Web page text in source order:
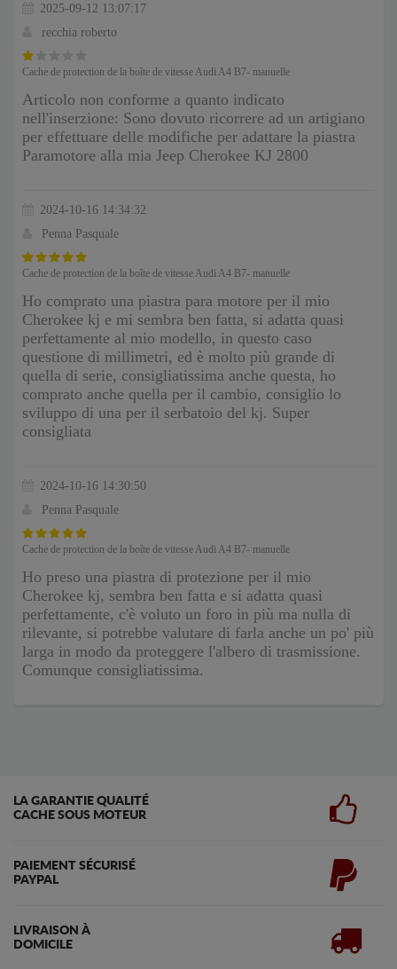
2025-09-12 13:07:17
recchia roberto
Cache de protection de la boîte de vitesse Audi A4 B7- manuelle
Articolo non conforme a quanto indicato
nell'inserzione: Sono dovuto ricorrere ad un artigiano
per effettuare delle modifiche per adattare la piastra
Paramotore alla mia Jeep Cherokee KJ 2800
2024-10-16 14:34:32
Penna Pasquale
Cache de protection de la boîte de vitesse Audi A4 B7- manuelle
Ho comprato una piastra para motore per il mio
Cherokee kj e mi sembra ben fatta, si adatta quasi
perfettamente al mio modello, in questo caso
questione di millimetri, ed è molto più grande di
quella di serie, consigliatissima anche questa, ho
comprato anche quella per il cambio, consiglio lo
sviluppo di una per il serbatoio del kj. Super
consigliata
2024-10-16 14:30:50
Penna Pasquale
Cache de protection de la boîte de vitesse Audi A4 B7- manuelle
Ho preso una piastra di protezione per il mio
Cherokee kj, sembra ben fatta e si adatta quasi
perfettamente, c'è voluto un foro in più ma nulla di
rilevante, si potrebbe valutare di farla anche un po' più
larga in modo da proteggere l'albero di trasmissione.
Comunque consigliatissima.
LA GARANTIE QUALITÉ
CACHE SOUS MOTEUR
PAIEMENT SÉCURISÉ
PAYPAL
LIVRAISON À
DOMICILE